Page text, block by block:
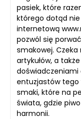
pasiek, które
którego dotąd nie
internetową
pozwól się
smakowej.
artykułów, a
doświadczeniami
entuzjastów tego
smaki, które na
świata, gdzie
harmonii.